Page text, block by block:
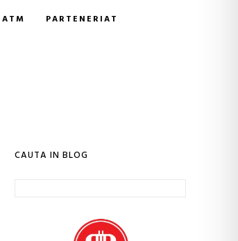
PARTENERIAT
CAUTA IN BLOG